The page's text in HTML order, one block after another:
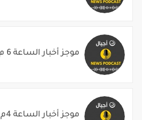
موجز أخبار الساعة 6 م 2026/08/09
موجز أخبار الساعة 4م 2026/08/09